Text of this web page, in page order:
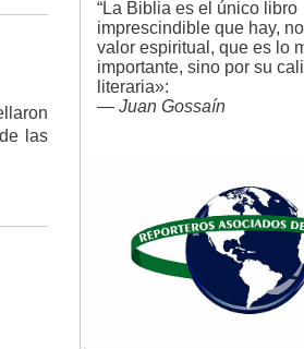
las
“La Biblia es el único libro
imprescindible que hay,
valor espiritual, que es lo
importante, sino por su
literaria»:
— Juan Gossaín